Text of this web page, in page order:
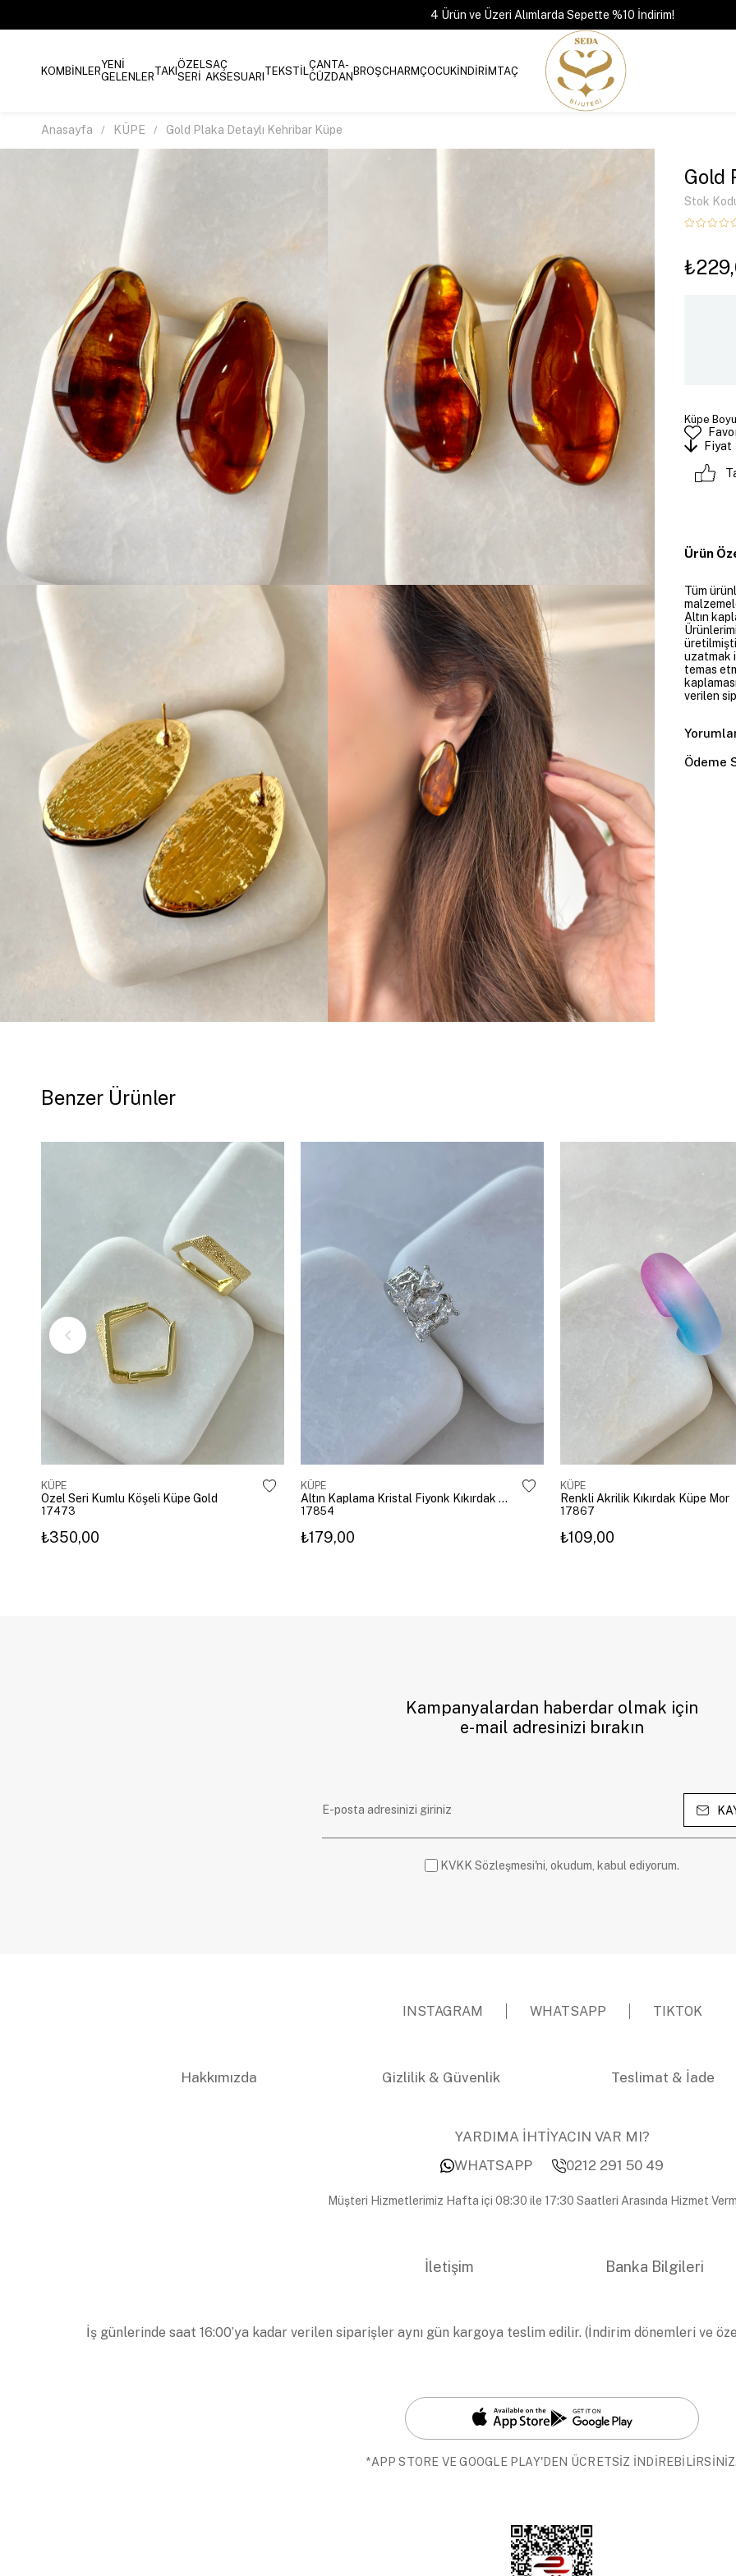
4 Ürün ve Üzeri Alımlarda Sepette %10 İndirim!
KOMBİNLERYENİ
GELENLERTAKIÖZEL
SERİ
SAÇ
AKSESUARI TEKSTİLÇANTA-
CÜZDANBROŞCHARMÇOCUKİNDİRİMTAÇ
Anasayfa KÜPE Gold Plaka Detaylı Kehribar Küpe
Gold
Stok
Küpe
Fiyat
Ürün
Tüm
Altın
uzatmak
temas
verilen
Ödeme
Benzer Ürünler
KÜPE
Özel Seri Kumlu Köşeli Küpe Gold
17473
₺350,00
KÜPE
Altın Kaplama Kristal Fiyonk Kıkırdak Küpe Gümüş
17854
₺179,00
KÜPE
Renkli Akrilik Kıkırdak Küpe Mor
17867
₺109,00
Kampanyalardan haberdar olmak için
e-mail adresinizi bırakın
KVKK Sözleşmesi'ni, okudum, kabul ediyorum.
INSTAGRAM WHATSAPP TIKTOK
Hakkımızda Gizlilik & Güvenlik Teslimat & İade
YARDIMA İHTİYACIN VAR MI?
WHATSAPP
0212 291 50 49
Müşteri Hizmetlerimiz Hafta içi 08:30 ile 17:30 Saatleri Arasında Hizmet
İletişim Banka Bilgileri
İş günlerinde saat 16:00’ya kadar verilen siparişler aynı gün kargoya teslim edilir. (İndirim dönemleri ve
*APP STORE VE GOOGLE PLAY'DEN ÜCRETSİZ İNDİREBİLİRSİNİZ.